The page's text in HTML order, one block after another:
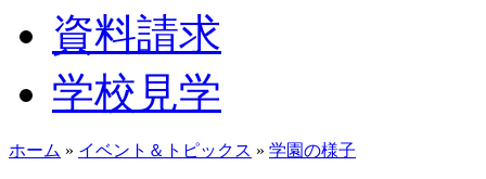
資料請求
学校見学
ホーム » イベント＆トピックス » 学園の様子